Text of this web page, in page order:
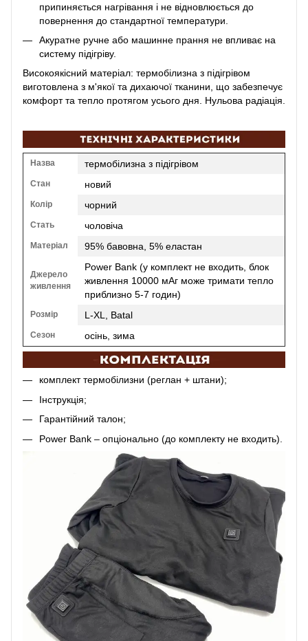
припиняється нагрівання і не відновлюється до
повернення до стандартної температури.
Акуратне ручне або машинне прання не впливає на
систему підігріву.
Високоякісний матеріал: термобілизна з підігрівом
виготовлена з м'якої та дихаючої тканини, що забезпечує
комфорт та тепло протягом усього дня. Нульова радіація.
Назва термобілизна з підігрівом
Стан новий
Колір чорний
Стать чоловіча
Матеріал 95% бавовна, 5% еластан
Джерело
живлення
Power Bank (у комплект не входить, блок
живлення 10000 мАг може тримати тепло
приблизно 5-7 годин)
Розмір L-XL, Batal
Сезон осінь, зима
комплект термобілизни (реглан + штани);
Інструкція;
Гарантійний талон;
Power Bank – опціонально (до комплекту не входить).